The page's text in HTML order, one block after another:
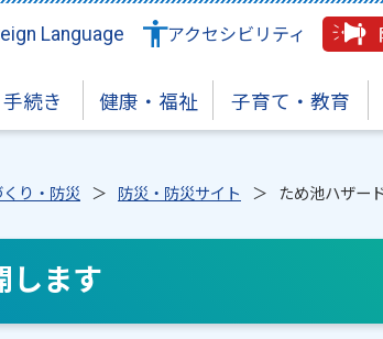
Language アクセシビリティ
続き 健康・福祉 子育て・教育
くり・防災 防災・防災サイト ため池ハザー
します